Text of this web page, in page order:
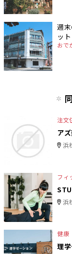
週
ット
おで
注文
ア
浜
フィ
浜
健康
理